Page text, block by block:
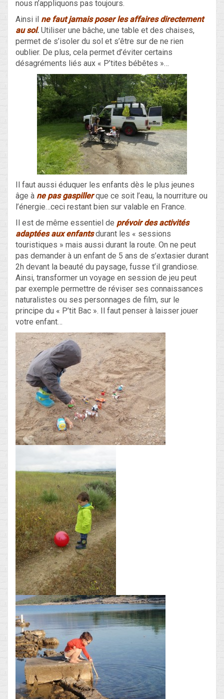
nous n’appliquons pas toujours.
Ainsi il ne faut jamais poser les affaires directement
au sol. Utiliser une bâche, une table et des chaises,
permet de s’isoler du sol et s’être sur de ne rien
oublier. De plus, cela permet d’éviter certains
désagréments liés aux « P’tites bébêtes »…
Il faut aussi éduquer les enfants dès le plus jeunes
âge à ne pas gaspillerque ce soit l’eau, la nourriture ou
l’énergie…ceci restant bien sur valable en France.
Il est de même essentiel de prévoir des activités
adaptées aux enfantsdurant les « sessions
touristiques » mais aussi durant la route. On ne peut
pas demander à un enfant de 5 ans de s’extasier durant
2h devant la beauté du paysage, fusse t’il grandiose.
Ainsi, transformer un voyage en session de jeu peut
par exemple permettre de réviser ses connaissances
naturalistes ou ses personnages de film, sur le
principe du « P’tit Bac ». Il faut penser à laisser jouer
votre enfant…